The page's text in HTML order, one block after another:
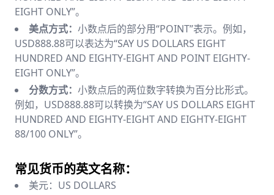
EIGHT ONLY”。
美点方式： 小数点后的部分用“POINT”表示。例如，
USD888.88可以表达为“SAY US DOLLARS EIGHT
HUNDRED AND EIGHTY-EIGHT AND POINT EIGHTY-
EIGHT ONLY”。
分数方式： 小数点后的两位数字转换为百分比形式。
例如，USD888.88可以转换为“SAY US DOLLARS EIGHT
HUNDRED AND EIGHTY-EIGHT AND EIGHTY-EIGHT
88/100 ONLY”。
常见货币的英文名称：
美元：US DOLLARS